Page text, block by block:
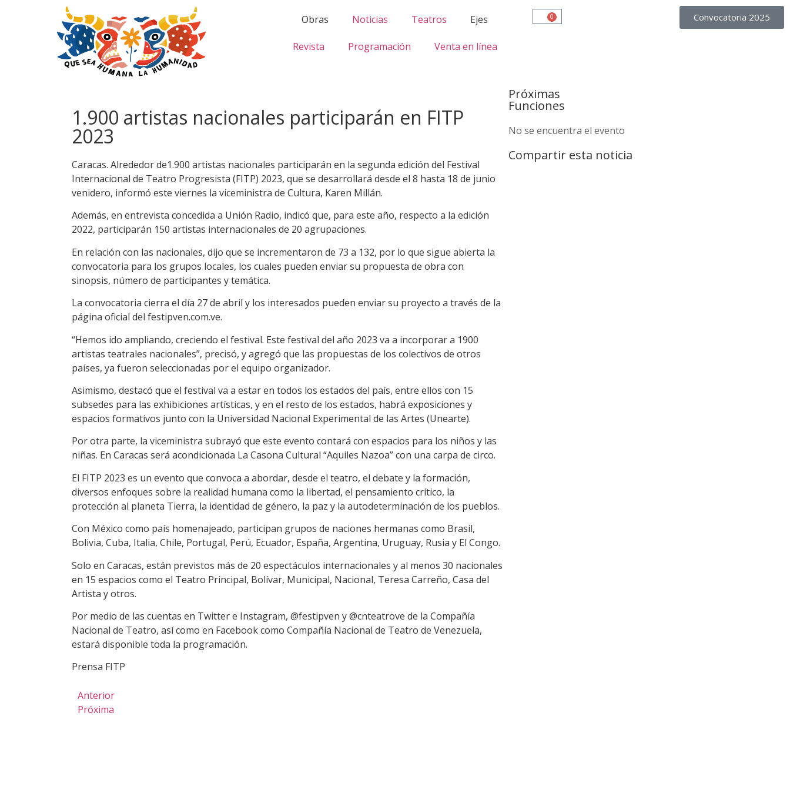
Obras Noticias Teatros Ejes
Revista Programación Venta en línea
Convocatoria 2025
0
1.900 artistas nacionales participarán en FITP
2023
Caracas. Alrededor de1.900 artistas nacionales participarán en la segunda edición del Festival
Internacional de Teatro Progresista (FITP) 2023, que se desarrollará desde el 8 hasta 18 de junio
venidero, informó este viernes la viceministra de Cultura, Karen Millán.
Además, en entrevista concedida a Unión Radio, indicó que, para este año, respecto a la edición
2022, participarán 150 artistas internacionales de 20 agrupaciones.
En relación con las nacionales, dijo que se incrementaron de 73 a 132, por lo que sigue abierta la
convocatoria para los grupos locales, los cuales pueden enviar su propuesta de obra con
sinopsis, número de participantes y temática.
La convocatoria cierra el día 27 de abril y los interesados pueden enviar su proyecto a través de la
página oficial del festipven.com.ve.
“Hemos ido ampliando, creciendo el festival. Este festival del año 2023 va a incorporar a 1900
artistas teatrales nacionales”, precisó, y agregó que las propuestas de los colectivos de otros
países, ya fueron seleccionadas por el equipo organizador.
Asimismo, destacó que el festival va a estar en todos los estados del país, entre ellos con 15
subsedes para las exhibiciones artísticas, y en el resto de los estados, habrá exposiciones y
espacios formativos junto con la Universidad Nacional Experimental de las Artes (Unearte).
Por otra parte, la viceministra subrayó que este evento contará con espacios para los niños y las
niñas. En Caracas será acondicionada La Casona Cultural “Aquiles Nazoa” con una carpa de circo.
El FITP 2023 es un evento que convoca a abordar, desde el teatro, el debate y la formación,
diversos enfoques sobre la realidad humana como la libertad, el pensamiento crítico, la
protección al planeta Tierra, la identidad de género, la paz y la autodeterminación de los pueblos.
Con México como país homenajeado, participan grupos de naciones hermanas como Brasil,
Bolivia, Cuba, Italia, Chile, Portugal, Perú, Ecuador, España, Argentina, Uruguay, Rusia y El Congo.
Solo en Caracas, están previstos más de 20 espectáculos internacionales y al menos 30 nacionales
en 15 espacios como el Teatro Principal, Bolívar, Municipal, Nacional, Teresa Carreño, Casa del
Artista y otros.
Por medio de las cuentas en Twitter e Instagram, @festipven y @cnteatrove de la Compañía
Nacional de Teatro, así como en Facebook como Compañía Nacional de Teatro de Venezuela,
estará disponible toda la programación.
Prensa FITP
Próximas
Funciones
No se encuentra el evento
Compartir esta noticia
Anterior
Próxima